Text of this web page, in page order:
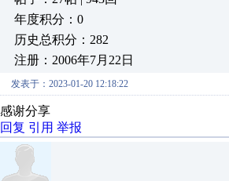
年度积分：0
历史总积分：282
注册：2006年7月22日
发表于：2023-01-20 12:18:22
感谢分享
回复 引用 举报